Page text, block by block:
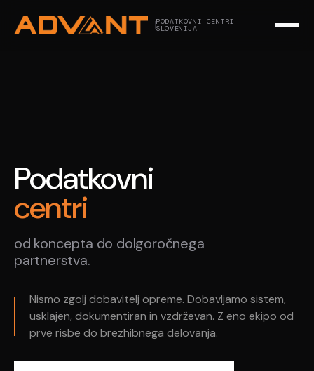
PODATKOVNI CENTRI
SLOVENIJA
Podatkovni
centri
od koncepta do dolgoročnega
partnerstva.
Nismo zgolj dobavitelj opreme. Dobavljamo sistem,
usklajen, dokumentiran in vzdrževan. Z eno ekipo od
prve risbe do brezhibnega delovanja.